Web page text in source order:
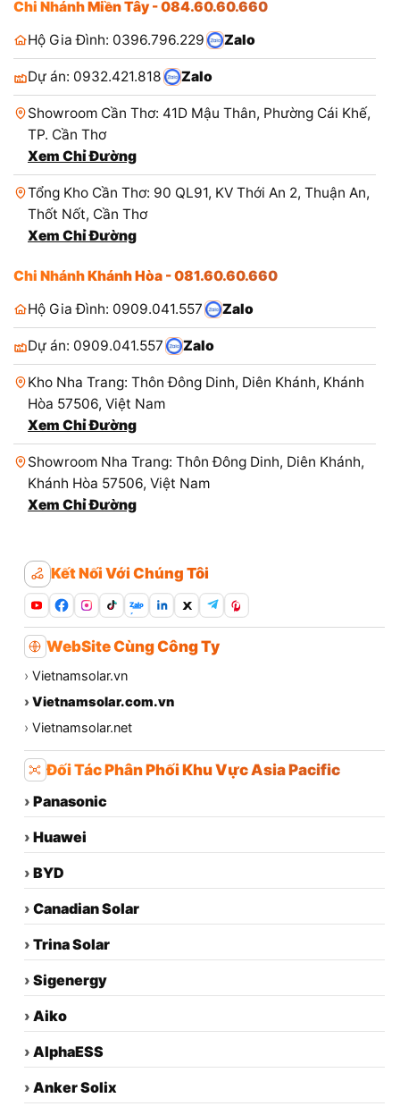
Chi Nhánh Miền Tây - 084.60.60.660
Hộ Gia Đình: 0396.796.229
Zalo
Dự án: 0932.421.818 Zalo
Showroom Cần Thơ: 41D Mậu Thân, Phường Cái Khế,
TP. Cần Thơ
Xem Chỉ Đường
Tổng Kho Cần Thơ: 90 QL91, KV Thới An 2, Thuận An,
Thốt Nốt, Cần Thơ
Xem Chỉ Đường
Chi Nhánh Khánh Hòa - 081.60.60.660
Hộ Gia Đình: 0909.041.557
Zalo
Dự án: 0909.041.557 Zalo
Kho Nha Trang: Thôn Đông Dinh, Diên Khánh, Khánh
Hòa 57506, Việt Nam
Xem Chỉ Đường
Showroom Nha Trang: Thôn Đông Dinh, Diên Khánh,
Khánh Hòa 57506, Việt Nam
Xem Chỉ Đường
Kết Nối Với Chúng Tôi
Zalo
WebSite Cùng Công Ty
› Vietnamsolar.vn
› Vietnamsolar.com.vn
› Vietnamsolar.net
Đối Tác Phân Phối Khu Vực Asia Pacific
› Panasonic
› Huawei
› BYD
› Canadian Solar
› Trina Solar
› Sigenergy
› Aiko
› AlphaESS
› Anker Solix